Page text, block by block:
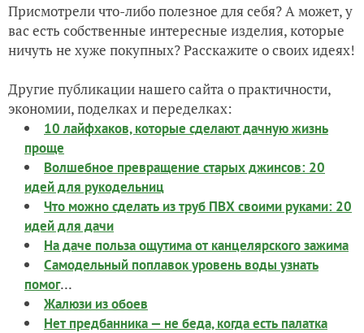
Присмотрели что-либо полезное для себя? А может, у
вас есть собственные интересные изделия, которые
ничуть не хуже покупных? Расскажите о своих идеях!
Другие публикации нашего сайта о практичности,
экономии, поделках и переделках:
10 лайфхаков, которые сделают дачную жизнь
проще
Волшебное превращение старых джинсов: 20
идей для рукодельниц
Что можно сделать из труб ПВХ своими руками: 20
идей для дачи
На даче польза ощутима от канцелярского зажима
Самодельный поплавок уровень воды узнать
помог...
Жалюзи из обоев
Нет предбанника — не беда, когда есть палатка